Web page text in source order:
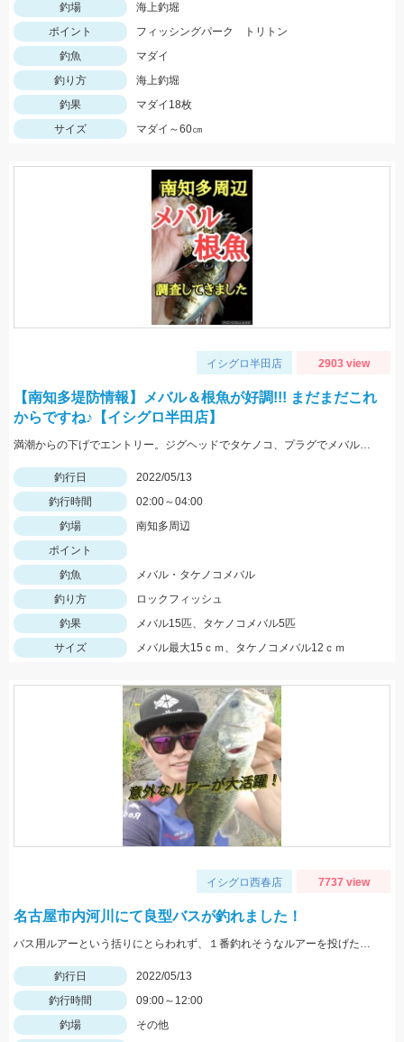
釣場
海上釣堀
ポイント
フィッシングパーク トリトン
釣魚
マダイ
釣り方
海上釣堀
釣果
マダイ18枚
サイズ
マダイ～60㎝
イシグロ半田店 2903 view
【南知多堤防情報】メバル＆根魚が好調!!! まだまだこれ
からですね♪【イシグロ半田店】
満潮からの下げでエントリー。ジグヘッドでタケノコ、プラグでメバルが入れ食いでした。サイズは小さめなので全てリリースしました。
釣行日
2022/05/13
釣行時間
02:00～04:00
釣場
南知多周辺
ポイント
釣魚
メバル・タケノコメバル
釣り方
ロックフィッシュ
釣果
メバル15匹、タケノコメバル5匹
サイズ
メバル最大15ｃｍ、タケノコメバル12ｃｍ
イシグロ西春店 7737 view
名古屋市内河川にて良型バスが釣れました！
バス用ルアーという括りにとらわれず、１番釣れそうなルアーを投げたら釣れました！
釣行日
2022/05/13
釣行時間
09:00～12:00
釣場
その他